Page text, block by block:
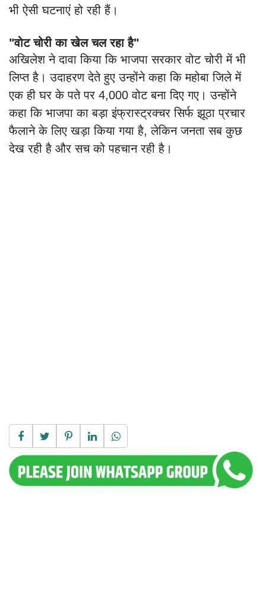
भी ऐसी घटनाएं हो रही हैं।
"वोट चोरी का खेल चल रहा है"
अखिलेश ने दावा किया कि भाजपा सरकार वोट चोरी में भी
लिप्त है। उदाहरण देते हुए उन्होंने कहा कि महोबा जिले में
एक ही घर के पते पर 4,000 वोट बना दिए गए। उन्होंने
कहा कि भाजपा का बड़ा इंफ्रास्ट्रक्चर सिर्फ झूठा प्रचार
फैलाने के लिए खड़ा किया गया है, लेकिन जनता सब कुछ
देख रही है और सच को पहचान रही है।